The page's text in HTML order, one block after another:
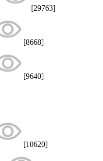
[29763]
[8668]
[9640]
[10620]